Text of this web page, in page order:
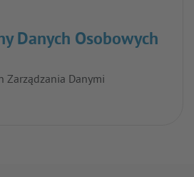
Danych Osobowych
Zarządzania Danymi